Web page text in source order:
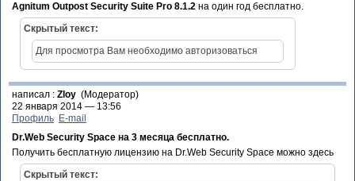
Agnitum Outpost Security Suite Pro 8.1.2 на один год бесплатно.
Скрытый текст:
Для просмотра Вам необходимо авторизоваться
написал : Zloy (Модератор)
22 января 2014 — 13:56
Профиль E-mail
Dr.Web Security Space на 3 месяца бесплатно.
Получить бесплатную лицензию на Dr.Web Security Space можно здесь
Скрытый текст: